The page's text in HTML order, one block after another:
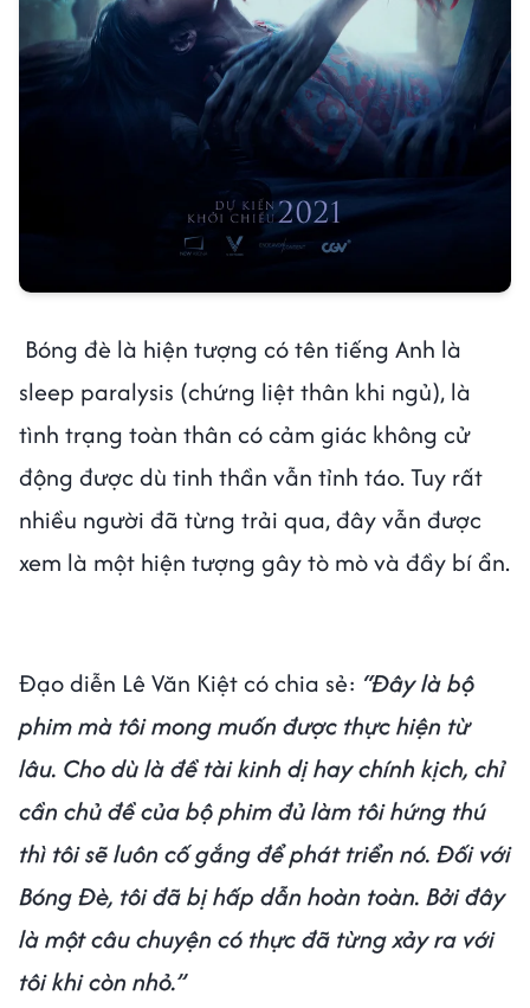
Bóng đè là hiện tượng có tên tiếng Anh là
sleep paralysis (chứng liệt thân khi ngủ), là
tình trạng toàn thân có cảm giác không cử
động được dù tinh thần vẫn tỉnh táo. Tuy rất
nhiều người đã từng trải qua, đây vẫn được
xem là một hiện tượng gây tò mò và đầy bí ẩn.
Đạo diễn Lê Văn Kiệt có chia sẻ: “Đây là bộ
phim mà tôi mong muốn được thực hiện từ
lâu. Cho dù là đề tài kinh dị hay chính kịch, chỉ
cần chủ đề của bộ phim đủ làm tôi hứng thú
thì tôi sẽ luôn cố gắng để phát triển nó. Đối với
Bóng Đè, tôi đã bị hấp dẫn hoàn toàn. Bởi đây
là một câu chuyện có thực đã từng xảy ra với
tôi khi còn nhỏ.”